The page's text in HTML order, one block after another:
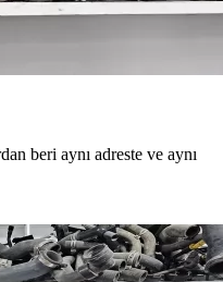
beri aynı adreste ve aynı